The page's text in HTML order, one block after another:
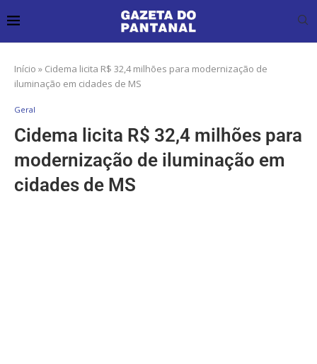
Início » Cidema licita R$ 32,4 milhões para modernização de
iluminação em cidades de MS
Geral
Cidema licita R$ 32,4 milhões para
modernização de iluminação em
cidades de MS